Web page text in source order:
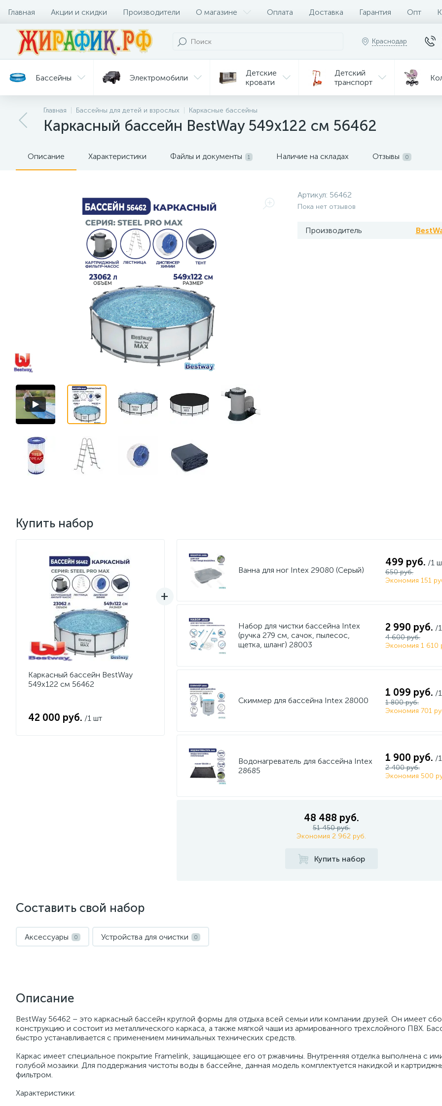
Главная Акции и скидки Производители О магазине Оплата Доставка Гарантия Опт
Краснодар
Бассейны Электромобили
Детские
кровати
Детский
транспорт
Батуты Велосипеды Мебель
и уход
горки
для кормления
Главная Бассейны для детей и взрослых Каркасные бассейны
Каркасный бассейн BestWay 549х122 см 56462
Описание Характеристики Файлы и документы 1 Наличие на складах Отзывы 0
Артикул: 56462
Пока нет отзывов
Производитель
Купить набор
Каркасный бассейн BestWay
549х122 см 56462
42 000 руб. /1 шт
Ванна для ног Intex 29080 (Серый)
499 руб. /1
650 руб.
Экономия 151
Набор для чистки бассейна Intex
(ручка 279 см, сачок, пылесос,
щетка, шланг) 28003
2 990 руб. /
4 600 руб.
Экономия 1 610
Скиммер для бассейна Intex 28000
1 099 руб. /
1 800 руб.
Экономия 701
Водонагреватель для бассейна Intex
28685
1 900 руб. /
2 400 руб.
Экономия 500
48 488 руб.
51 450 руб.
Экономия 2 962 руб.
Купить набор
Составить свой набор
Аксессуары 0 Устройства для очистки 0
Описание
BestWay 56462 – это каркасный бассейн круглой формы для отдыха всей семьи или компании друзей. Он имеет
конструкцию и состоит из металлического каркаса, а также мягкой чаши из армированного трехслойного ПВХ.
быстро устанавливается с применением минимальных технических средств.
Каркас имеет специальное покрытие Framelink, защищающее его от ржавчины. Внутренняя отделка выполнена с
голубой мозаики. Для поддержания чистоты воды в бассейне, данная модель комплектуется накидкой и
фильтром.
Характеристики: